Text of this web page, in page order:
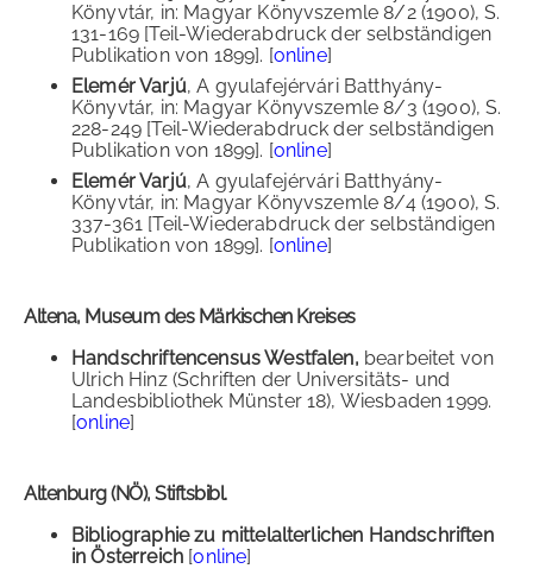
Könyvtár, in: Magyar Könyvszemle 8/2 (1900), S.
131-169 [Teil-Wiederabdruck der selbständigen
Publikation von 1899]. [online]
Elemér Varjú, A gyulafejérvári Batthyány-
Könyvtár, in: Magyar Könyvszemle 8/3 (1900), S.
228-249 [Teil-Wiederabdruck der selbständigen
Publikation von 1899]. [online]
Elemér Varjú, A gyulafejérvári Batthyány-
Könyvtár, in: Magyar Könyvszemle 8/4 (1900), S.
337-361 [Teil-Wiederabdruck der selbständigen
Publikation von 1899]. [online]
Altena, Museum des Märkischen Kreises
Handschriftencensus Westfalen, bearbeitet von
Ulrich Hinz (Schriften der Universitäts- und
Landesbibliothek Münster 18), Wiesbaden 1999.
[online]
Altenburg (NÖ), Stiftsbibl.
Bibliographie zu mittelalterlichen Handschriften
in Österreich [online]